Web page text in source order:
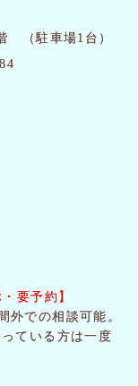
（駐車場1台）
要予約】
外での相談可能。
ている方は一度